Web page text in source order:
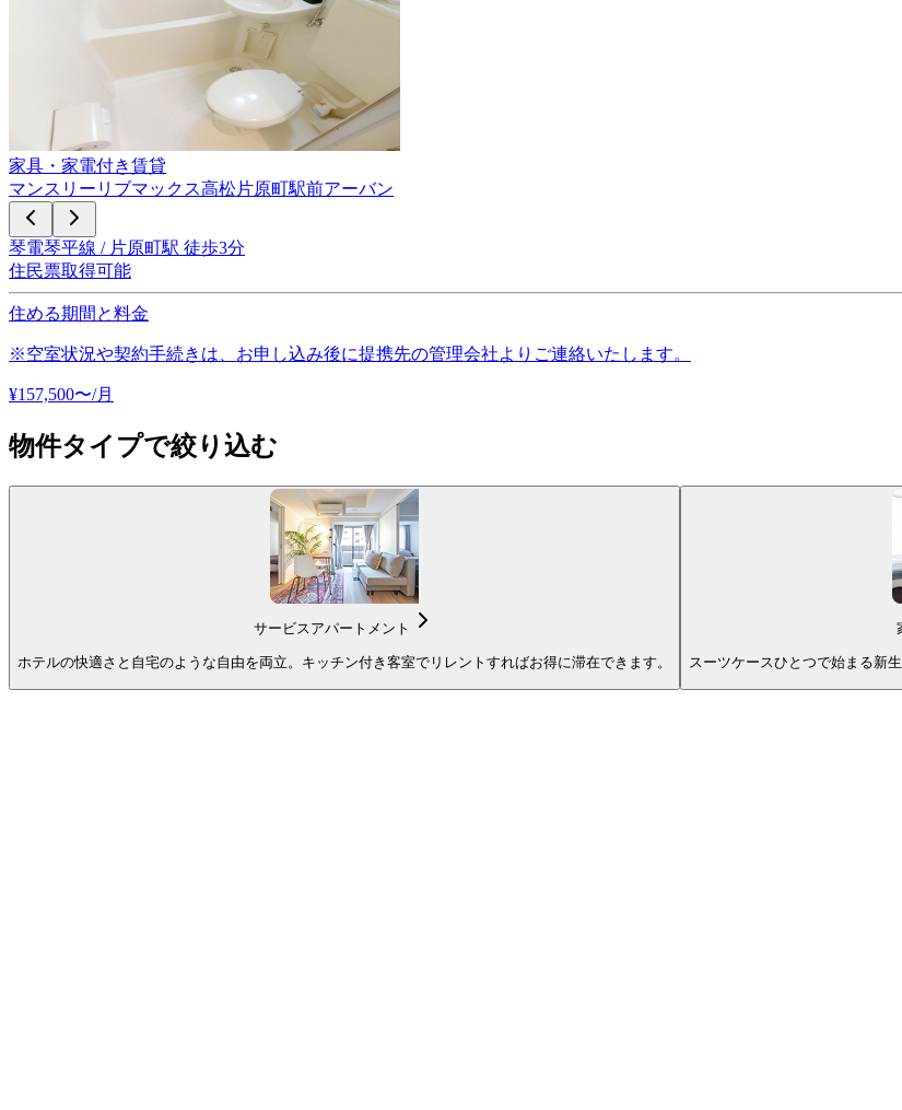
家具・家電付き賃貸
マンスリーリブマックス高松片原町駅前アーバン
琴電琴平線 / 片原町駅 徒歩3分
住民票取得可能
住める期間と料金
※空室状況や契約手続きは、お申し込み後に提携先の管理会社よりご連絡いたします。
¥157,500〜/月
物件タイプで絞り込む
サービスアパートメント
ホテルの快適さと自宅のような自由を両立。キッチン付き客室でリレントすればお得に滞在できます。 スーツケースひとつで始まる新